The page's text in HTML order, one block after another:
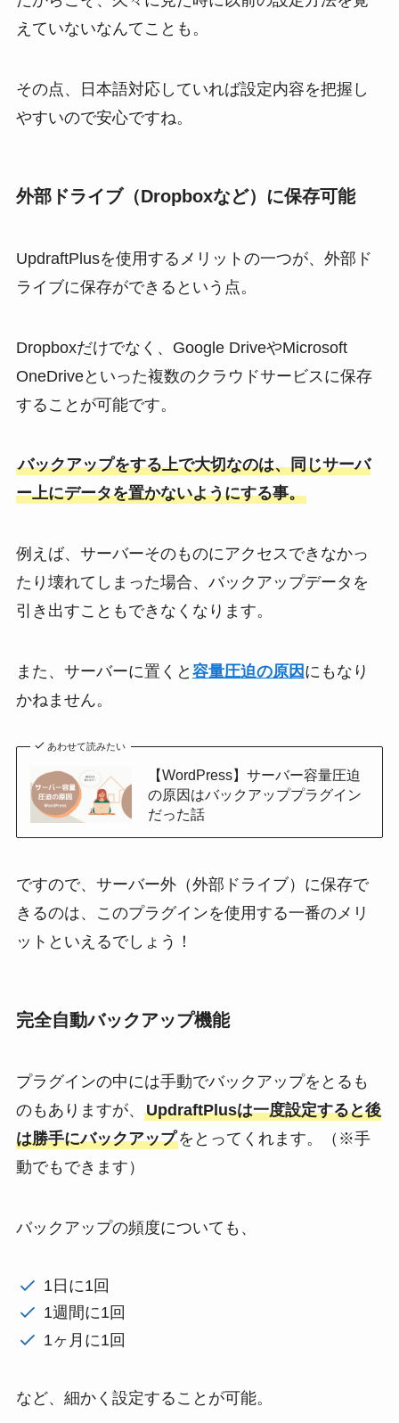
えていないなんてことも。
その点、日本語対応していれば設定内容を把握し
やすいので安心ですね。
外部ドライブ（Dropboxなど）に保存可能
UpdraftPlusを使用するメリットの一つが、外部ド
ライブに保存ができるという点。
Dropboxだけでなく、Google DriveやMicrosoft
OneDriveといった複数のクラウドサービスに保存
することが可能です。
バックアップをする上で大切なのは、同じサーバ
ー上にデータを置かないようにする事。
例えば、サーバーそのものにアクセスできなかっ
たり壊れてしまった場合、バックアップデータを
引き出すこともできなくなります。
また、サーバーに置くと 容量圧迫の原因 にもなり
かねません。
あわせて読みたい
【WordPress】サーバー容量圧迫
の原因はバックアッププラグイン
だった話
ですので、サーバー外（外部ドライブ）に保存で
きるのは、このプラグインを使用する一番のメリ
ットといえるでしょう！
完全自動バックアップ機能
プラグインの中には手動でバックアップをとるも
のもありますが、 UpdraftPlusは一度設定すると後
は勝手にバックアップをとってくれます。（※手
動でもできます）
バックアップの頻度についても、
1日に1回
1週間に1回
1ヶ月に1回
など、細かく設定することが可能。